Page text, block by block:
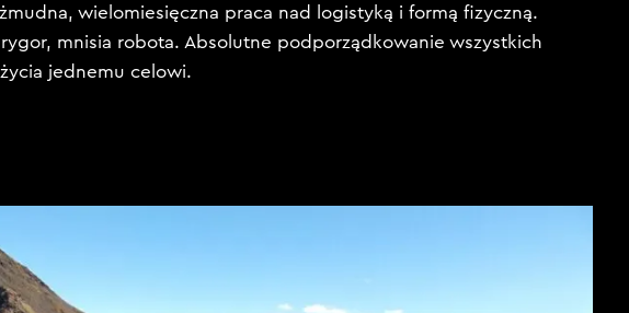
żmudna, wielomiesięczna praca nad logistyką i formą fizyczną.
mnisia robota. Absolutne podporządkowanie wszystkich
jednemu celowi.